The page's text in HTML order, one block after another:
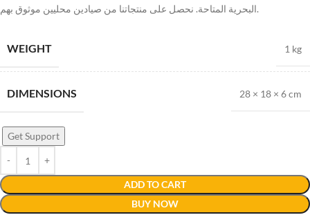
البحرية المتاحة. نحصل على منتجاتنا من صيادين محليين موثوق بهم.
WEIGHT 1 kg
DIMENSIONS 28 × 18 × 6 cm
ADD TO CART
BUY NOW
Get Support